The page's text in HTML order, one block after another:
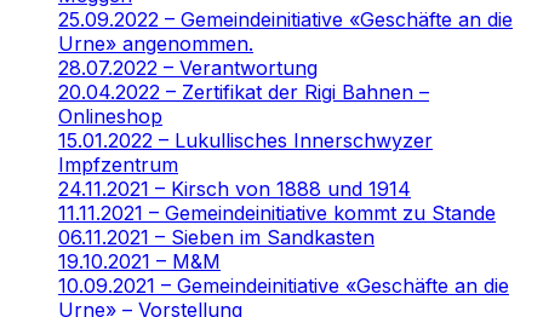
25.09.2022 – Gemeindeinitiative «Geschäfte an die
Urne» angenommen.
28.07.2022 – Verantwortung
20.04.2022 – Zertifikat der Rigi Bahnen –
Onlineshop
15.01.2022 – Lukullisches Innerschwyzer
Impfzentrum
24.11.2021 – Kirsch von 1888 und 1914
11.11.2021 – Gemeindeinitiative kommt zu Stande
06.11.2021 – Sieben im Sandkasten
19.10.2021 – M&M
10.09.2021 – Gemeindeinitiative «Geschäfte an die
Urne» – Vorstellung